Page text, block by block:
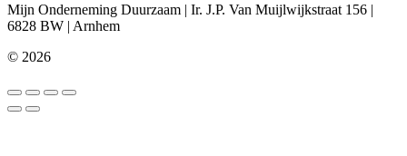
Mijn Onderneming Duurzaam | Ir. J.P. Van Muijlwijkstraat 156 |
6828 BW | Arnhem
© 2026